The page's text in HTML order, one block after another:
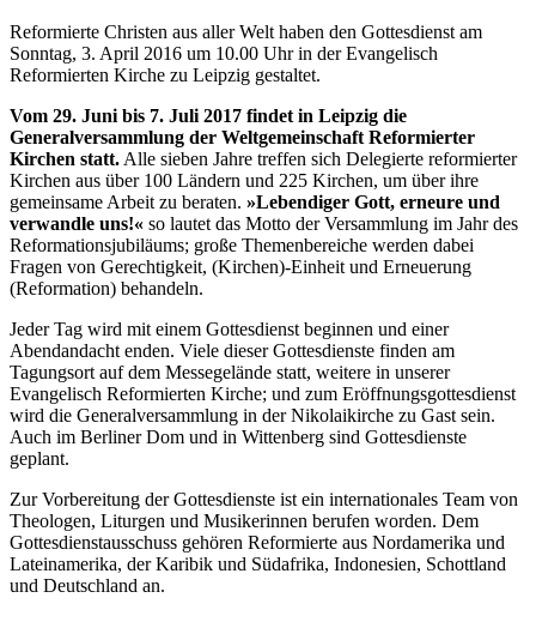
Reformierte Christen aus aller Welt haben den Gottesdienst am
Sonntag, 3. April 2016 um 10.00 Uhr in der Evangelisch
Reformierten Kirche zu Leipzig gestaltet.
Vom 29. Juni bis 7. Juli 2017 findet in Leipzig die
Generalversammlung der Weltgemeinschaft Reformierter
Kirchen statt.Alle sieben Jahre treffen sich Delegierte reformierter
Kirchen aus über 100 Ländern und 225 Kirchen, um über ihre
gemeinsame Arbeit zu beraten. »Lebendiger Gott, erneure und
verwandle uns!« so lautet das Motto der Versammlung im Jahr des
Reformationsjubiläums; große Themenbereiche werden dabei
Fragen von Gerechtigkeit, (Kirchen)-Einheit und Erneuerung
(Reformation) behandeln.
Jeder Tag wird mit einem Gottesdienst beginnen und einer
Abendandacht enden. Viele dieser Gottesdienste finden am
Tagungsort auf dem Messegelände statt, weitere in unserer
Evangelisch Reformierten Kirche; und zum Eröffnungsgottesdienst
wird die Generalversammlung in der Nikolaikirche zu Gast sein.
Auch im Berliner Dom und in Wittenberg sind Gottesdienste
geplant.
Zur Vorbereitung der Gottesdienste ist ein internationales Team von
Theologen, Liturgen und Musikerinnen berufen worden. Dem
Gottesdienstausschuss gehören Reformierte aus Nordamerika und
Lateinamerika, der Karibik und Südafrika, Indonesien, Schottland
und Deutschland an.